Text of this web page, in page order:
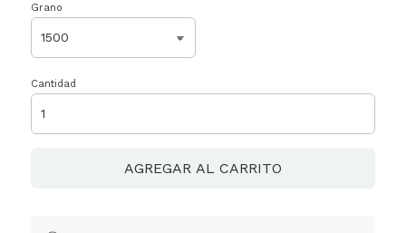
Grano
Cantidad
AGREGAR AL CARRITO